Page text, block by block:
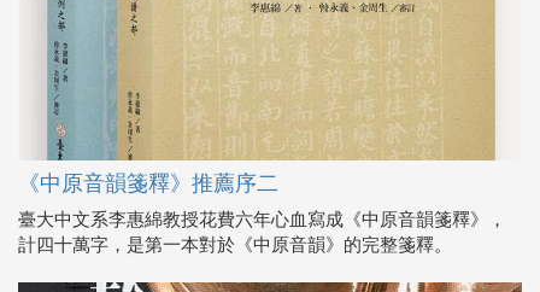
《中原音韻箋釋》推薦序二
臺大中文系李惠綿教授花費六年心血寫成《中原音韻箋釋》，
計四十萬字，是第一本對於《中原音韻》的完整箋釋。